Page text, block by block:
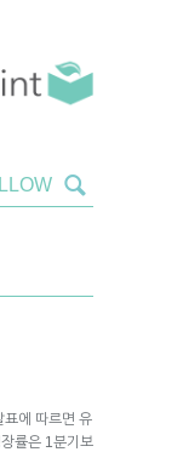
에 따르면 유
률은 1분기보